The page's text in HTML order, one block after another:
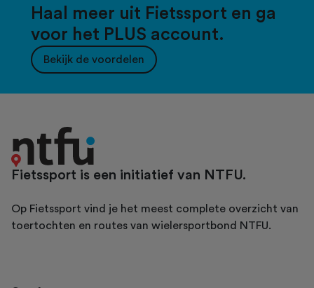
Haal meer uit Fietssport en ga
voor het PLUS account.
Bekijk de voordelen
Fietssport is een initiatief van NTFU.
Op Fietssport vind je het meest complete overzicht van
toertochten en routes van wielersportbond NTFU.